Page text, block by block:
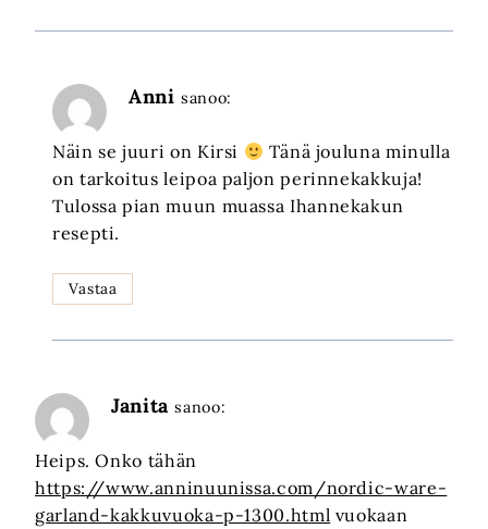
Anni sanoo:
Näin se juuri on Kirsi
Tänä jouluna minulla
on tarkoitus leipoa paljon perinnekakkuja!
Tulossa pian muun muassa Ihannekakun
resepti.
Vastaa
Janita sanoo:
Heips. Onko tähän
https://www.anninuunissa.com/nordic-ware-
garland-kakkuvuoka-p-1300.html vuokaan